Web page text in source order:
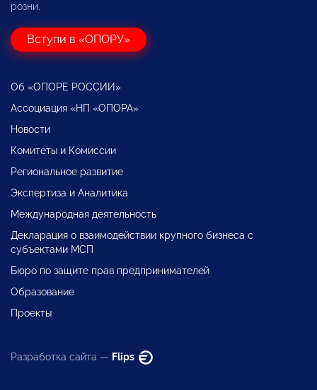
розни.
Вступи в «ОПОРУ»
Об «ОПОРЕ РОССИИ»
Ассоциация «НП «ОПОРА»
Новости
Комитеты и Комиссии
Региональное развитие
Экспертиза и Аналитика
Международная деятельность
Декларация о взаимодействии крупного бизнеса с
субъектами МСП
Бюро по защите прав предпринимателей
Образование
Проекты
Разработка сайта — Flips